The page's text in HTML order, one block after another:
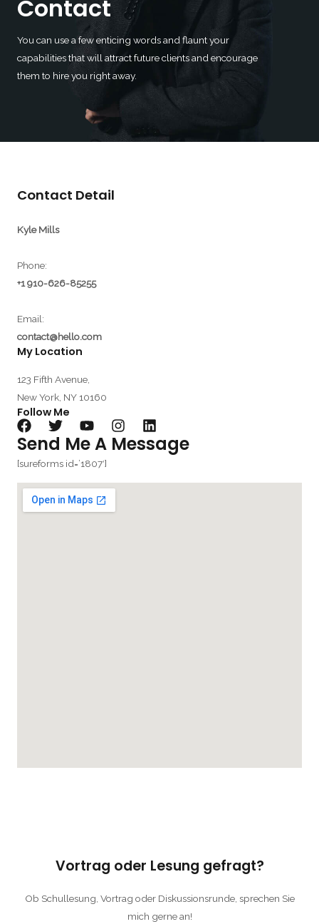
Contact
You can use a few enticing words and flaunt your
capabilities that will attract future clients and encourage
them to hire you right away.
Contact Detail​
Kyle Mills
Phone:
+1 910-626-85255
Email:
contact@hello.com
My Location​
123 Fifth Avenue,
New York, NY 10160
Follow Me​
Send Me A Message​
[sureforms id=’1807′]
Vortrag oder Lesung gefragt?
Ob Schullesung, Vortrag oder Diskussionsrunde, sprechen Sie
mich gerne an!